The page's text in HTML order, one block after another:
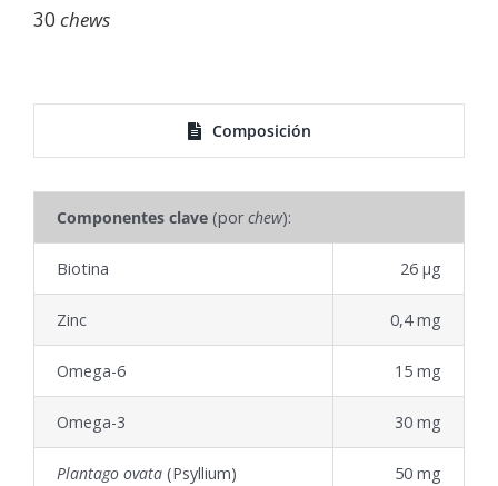
30 chews
Composición
Componentes clave (porchew):
Biotina 26 μg
Zinc 0,4 mg
Omega-6 15 mg
Omega-3 30 mg
Plantago ovata (Psyllium) 50 mg